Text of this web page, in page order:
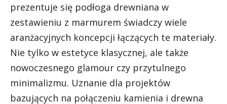
prezentuje się podłoga drewniana w
zestawieniu z marmurem świadczy wiele
aranżacyjnych koncepcji łączących te materiały.
Nie tylko w estetyce klasycznej, ale także
nowoczesnego glamour czy przytulnego
minimalizmu. Uznanie dla projektów
bazujących na połączeniu kamienia i drewna